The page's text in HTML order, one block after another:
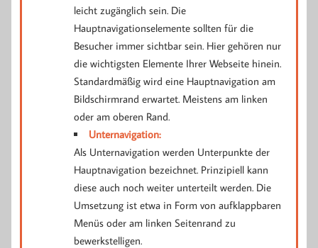
leicht zugänglich sein. Die
Hauptnavigationselemente sollten für die
Besucher immer sichtbar sein. Hier gehören nur
die wichtigsten Elemente Ihrer Webseite hinein.
Standardmäßig wird eine Hauptnavigation am
Bildschirmrand erwartet. Meistens am linken
oder am oberen Rand.
Unternavigation:
Als Unternavigation werden Unterpunkte der
Hauptnavigation bezeichnet. Prinzipiell kann
diese auch noch weiter unterteilt werden. Die
Umsetzung ist etwa in Form von aufklappbaren
Menüs oder am linken Seitenrand zu
bewerkstelligen.